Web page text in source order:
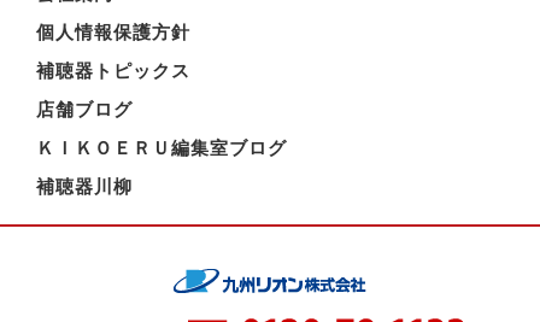
個人情報保護方針
補聴器トピックス
店舗ブログ
ＫＩＫＯＥＲＵ編集室ブログ
補聴器川柳